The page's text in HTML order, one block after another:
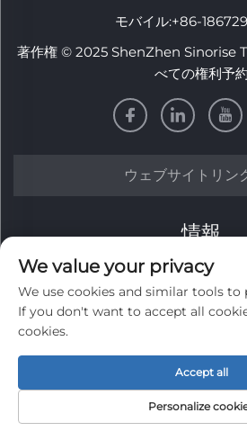
モバイル:+86-
著作権 © 2025 ShenZhen Sinorise
べての権利予約
ウェブサイトリン
情報
毎週のニュースレターを受け取るに
さい
送信する
We value your privacy
We use cookies and similar tools to
If you don't want to accept all
cookies.
Personalize
Accept all